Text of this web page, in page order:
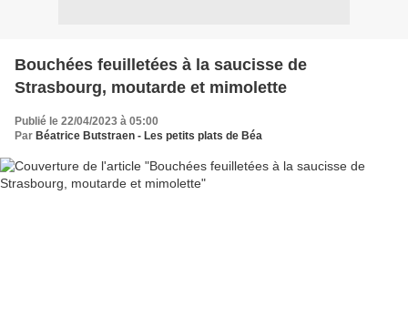
Bouchées feuilletées à la saucisse de
Strasbourg, moutarde et mimolette
Publié le 22/04/2023 à 05:00
Par Béatrice Butstraen - Les petits plats de Béa